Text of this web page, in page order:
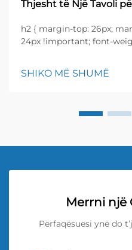
Thjesht të Një Tavoli
h2 { margin-top: 26px;
24px !important; font-
font-size: 20px
height: ...}
SHIKO MË SHUMË
Merrni një
Përfaqësuesi ynë do